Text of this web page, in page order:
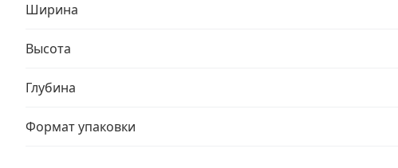
Ширина
Высота
Глубина
Формат упаковки